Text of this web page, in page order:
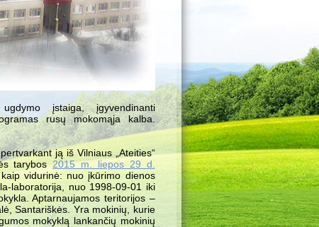
įstaiga, įgyvendinanti
rusų mokomąja kalba.
ją iš Vilniaus „Ateities“
tarybos2015 m. liepos 29 d.
vidurinė: nuo įkūrimo dienos
laboratorija, nuo 1998-09-01 iki
Aptarnaujamos teritorijos –
Santariškės. Yra mokinių, kurie
mokyklą lankančių mokinių